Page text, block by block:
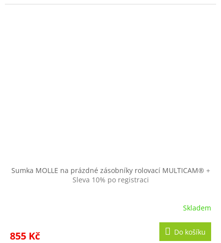
Sumka MOLLE na prázdné zásobníky rolovací MULTICAM® +
Sleva 10% po registraci
Skladem
855 Kč Do košíku